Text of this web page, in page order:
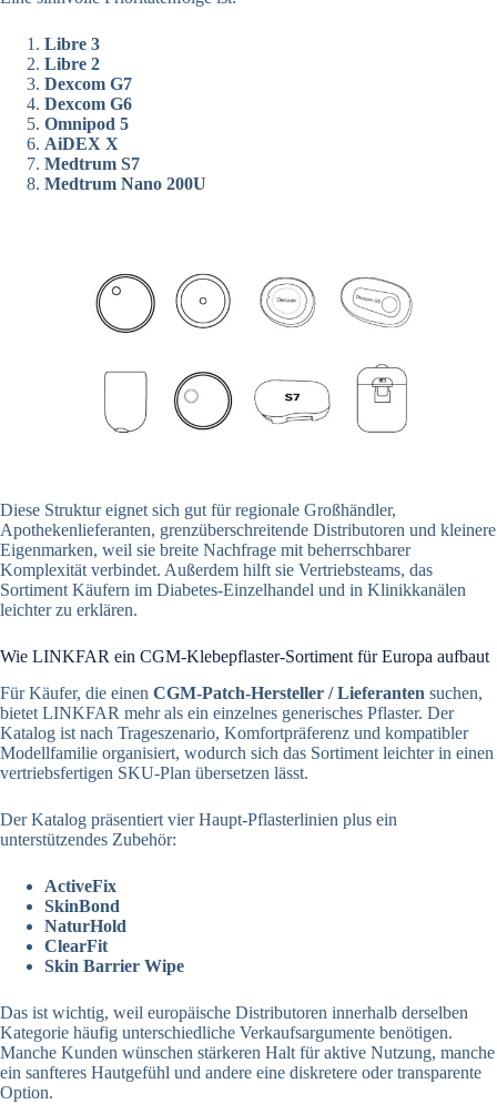
Libre 3
Libre 2
Dexcom G7
Dexcom G6
Omnipod 5
AiDEX X
Medtrum S7
Medtrum Nano 200U
Diese Struktur eignet sich gut für regionale Großhändler,
Apothekenlieferanten, grenzüberschreitende Distributoren und kleinere
Eigenmarken, weil sie breite Nachfrage mit beherrschbarer
Komplexität verbindet. Außerdem hilft sie Vertriebsteams, das
Sortiment Käufern im Diabetes-Einzelhandel und in Klinikkanälen
leichter zu erklären.
Wie LINKFAR ein CGM-Klebepflaster-Sortiment für Europa aufbaut
Für Käufer, die einen CGM-Patch-Hersteller / Lieferanten suchen,
bietet LINKFAR mehr als ein einzelnes generisches Pflaster. Der
Katalog ist nach Trageszenario, Komfortpräferenz und kompatibler
Modellfamilie organisiert, wodurch sich das Sortiment leichter in einen
vertriebsfertigen SKU-Plan übersetzen lässt.
Der Katalog präsentiert vier Haupt-Pflasterlinien plus ein
unterstützendes Zubehör:
ActiveFix
SkinBond
NaturHold
ClearFit
Skin Barrier Wipe
Das ist wichtig, weil europäische Distributoren innerhalb derselben
Kategorie häufig unterschiedliche Verkaufsargumente benötigen.
Manche Kunden wünschen stärkeren Halt für aktive Nutzung, manche
ein sanfteres Hautgefühl und andere eine diskretere oder transparente
Option.